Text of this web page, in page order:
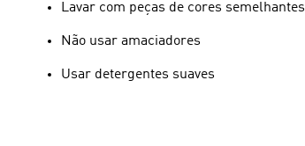
Lavar com peças de cores semelhantes
Não usar amaciadores
Usar detergentes suaves